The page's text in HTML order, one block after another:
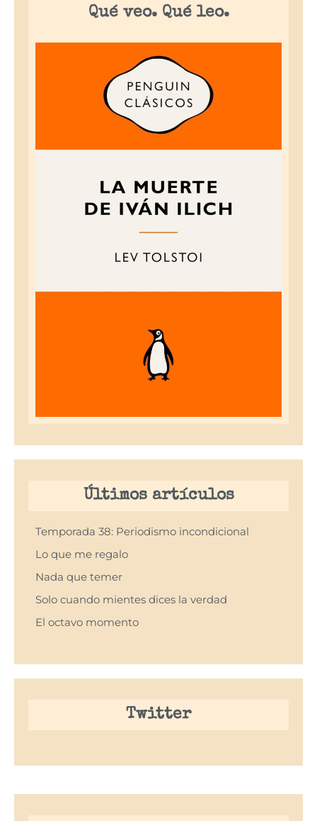
Qué veo. Qué leo.
Últimos artículos
Temporada 38: Periodismo incondicional
Lo que me regalo
Nada que temer
Solo cuando mientes dices la verdad
El octavo momento
Twitter